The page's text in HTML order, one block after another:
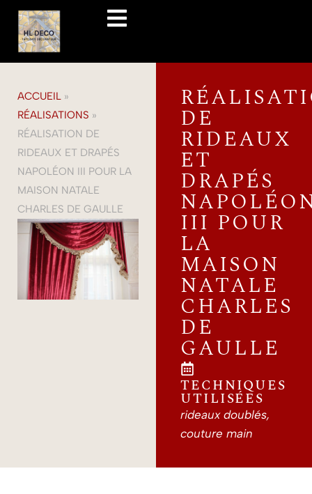
ACCUEIL »
RÉALISATIONS »
RÉALISATION DE
RIDEAUX ET DRAPÉS
NAPOLÉON III POUR LA
MAISON NATALE
CHARLES DE GAULLE
DE
RIDEAUX
ET
DRAPÉS
III POUR
LA
MAISON
NATALE
CHARLES
DE
GAULLE
TECHNIQUES
UTILISÉES
rideaux doublés,
couture main